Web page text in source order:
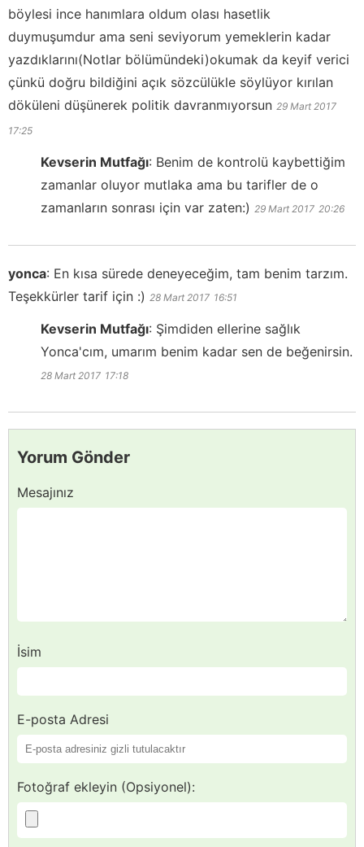
böylesi ince hanımlara oldum olası hasetlik
duymuşumdur ama seni seviyorum yemeklerin kadar
yazdıklarını(Notlar bölümündeki)okumak da keyif verici
çünkü doğru bildiğini açık sözcülükle söylüyor kırılan
döküleni düşünerek politik davranmıyorsun 29 Mart 2017
17:25
Kevserin Mutfağı: Benim de kontrolü kaybettiğim
zamanlar oluyor mutlaka ama bu tarifler de o
zamanların sonrası için var zaten:) 29 Mart 2017 20:26
yonca: En kısa sürede deneyeceğim, tam benim tarzım.
Teşekkürler tarif için :) 28 Mart 2017 16:51
Kevserin Mutfağı: Şimdiden ellerine sağlık
Yonca'cım, umarım benim kadar sen de beğenirsin.
28 Mart 2017 17:18
Yorum Gönder
Mesajınız
İsim
E-posta Adresi
Fotoğraf ekleyin (Opsiyonel):